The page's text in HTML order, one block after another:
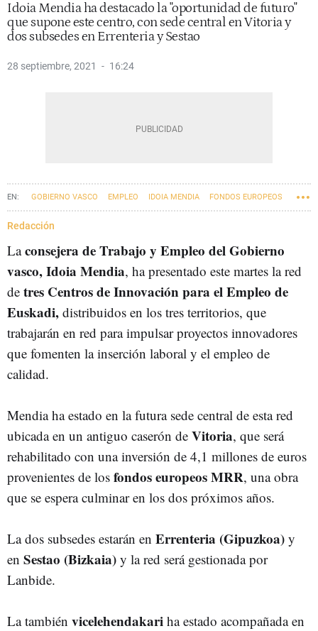
Idoia Mendia ha destacado la "oportunidad de futuro"
que supone este centro, con sede central en Vitoria y
dos subsedes en Errenteria y Sestao
28 septiembre, 2021 16:24
GOBIERNO VASCO EMPLEO IDOIA MENDIA FONDOS EUROPEOS
Redacción
Laconsejera de Trabajo y Empleo del Gobierno
vasco, Idoia Mendia, ha presentado este martes la red
de tres Centros de Innovación para el Empleo de
Euskadi, distribuidos en los tres territorios, que
trabajarán en red para impulsar proyectos innovadores
que fomenten la inserción laboral y el empleo de
calidad.
Mendia ha estado en la futura sede central de esta red
ubicada en un antiguo caserón de Vitoria, que será
rehabilitado con una inversión de 4,1 millones de euros
provenientes de los fondos europeos MRR, una obra
que se espera culminar en los dos próximos años.
La dos subsedes estarán en Errenteria (Gipuzkoa) y
en Sestao (Bizkaia) y la red será gestionada por
Lanbide.
La también vicelehendakari ha estado acompañada en